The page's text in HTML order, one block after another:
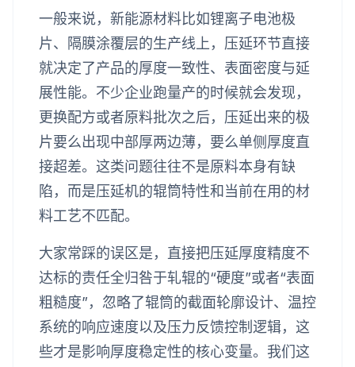
一般来说，新能源材料比如锂离子电池极
片、隔膜涂覆层的生产线上，压延环节直接
就决定了产品的厚度一致性、表面密度与延
展性能。不少企业跑量产的时候就会发现，
更换配方或者原料批次之后，压延出来的极
片要么出现中部厚两边薄，要么单侧厚度直
接超差。这类问题往往不是原料本身有缺
陷，而是压延机的辊筒特性和当前在用的材
料工艺不匹配。
大家常踩的误区是，直接把压延厚度精度不
达标的责任全归咎于轧辊的“硬度”或者“表面
粗糙度”，忽略了辊筒的截面轮廓设计、温控
系统的响应速度以及压力反馈控制逻辑，这
些才是影响厚度稳定性的核心变量。我们这